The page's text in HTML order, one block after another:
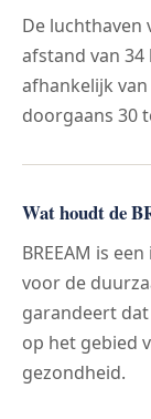
De luchthaven
afstand van
afhankelijk
doorgaans 30
Wat houdt de
BREEAM is
voor de
garandeert
op het gebied
gezondheid.